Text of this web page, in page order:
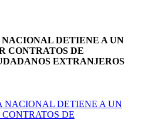
DETIENE A UN
CONTRATOS DE
EXTRANJEROS